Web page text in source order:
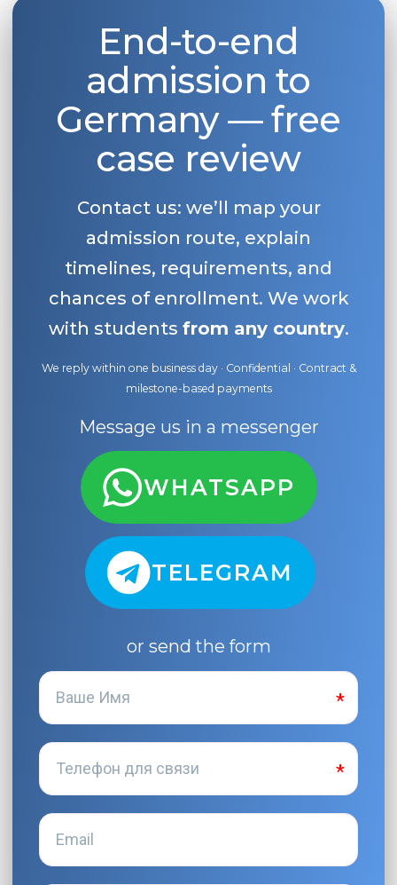
End-to-end
admission to
Germany — free
case review
Contact us: we’ll map your
admission route, explain
timelines, requirements, and
chances of enrollment. We work
with students from any country.
We reply within one business day · Confidential · Contract &
milestone-based payments
Message us in a messenger
WHATSAPP
TELEGRAM
or send the form